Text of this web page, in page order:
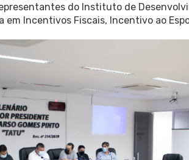
do Instituto de
em Incentivos Fiscais, Incentivo ao